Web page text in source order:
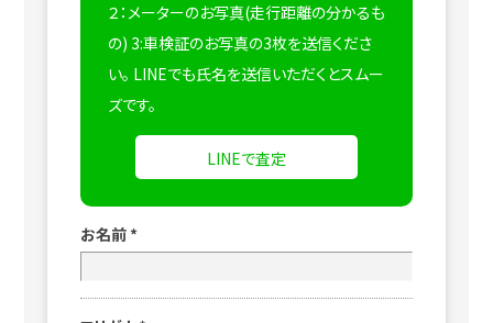
２：メーターのお写真(走行距離の分かるも
の) 3:車検証のお写真の3枚を送信くださ
い。 LINEでも氏名を送信いただくとスムー
ズです。
LINEで査定
お名前 *